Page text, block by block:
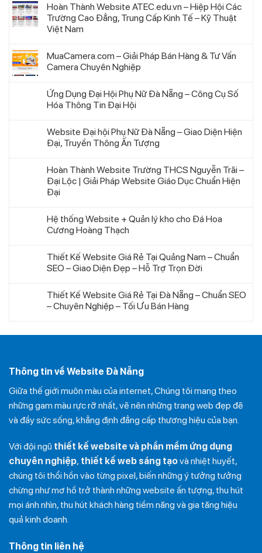
Hoàn Thành Website ATEC.edu.vn – Hiệp Hội Các
Trường Cao Đẳng, Trung Cấp Kinh Tế – Kỹ Thuật
Việt Nam
MuaCamera.com – Giải Pháp Bán Hàng & Tư Vấn
Camera Chuyên Nghiệp
Ứng Dụng Đại Hội Phụ Nữ Đà Nẵng – Công Cụ Số
Hóa Thông Tin Đại Hội
Website Đại hội Phụ Nữ Đà Nẵng – Giao Diện Hiện
Đại, Truyền Thông Ấn Tượng
Hoàn Thành Website Trường THCS Nguyễn Trãi –
Đại Lộc | Giải Pháp Website Giáo Dục Chuẩn Hiện
Đại
Hệ thống Website + Quản lý kho cho Đá Hoa
Cương Hoàng Thạch
Thiết Kế Website Giá Rẻ Tại Quảng Nam – Chuẩn
SEO – Giao Diện Đẹp – Hỗ Trợ Trọn Đời
Thiết Kế Website Giá Rẻ Tại Đà Nẵng – Chuẩn SEO
– Chuyên Nghiệp – Tối Ưu Bán Hàng
Thông tin về Website Đà Nẵng
Giữa thế giới muôn màu của internet, Chúng tôi mang theo
những gam màu rực rỡ nhất, vẽ nên những trang web đẹp đẽ
và đầy sức sống, khẳng định đẳng cấp thương hiệu của bạn.
Với đội ngũ thiết kế website và phần mềm ứng dụng
chuyên nghiệp, thiết kế web sáng tạovà nhiệt huyết,
chúng tôi thổi hồn vào từng pixel, biến những ý tưởng tưởng
chừng như mơ hồ trở thành những website ấn tượng, thu hút
mọi ánh nhìn, thu hút khách hàng tiềm năng và gia tăng hiệu
quả kinh doanh.
Thông tin liên hệ